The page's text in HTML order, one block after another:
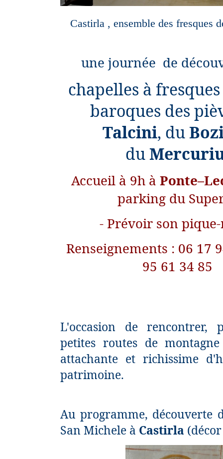
Castirla , ensemble des fresques
une journée de
chapelles à
baroques des
Talcini, du
du
Accueil à 9h à
parking du
- Prévoir son
Renseignements : 06 17
95 61 34 85
L'occasion de rencontrer,
petites routes de
attachante et richissime
patrimoine.
Au programme, découverte
San Michele à Castirla